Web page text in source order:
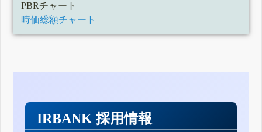
PBRチャート
時価総額チャート
IRBANK 採用情報